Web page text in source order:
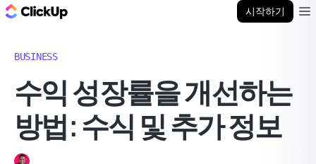
시작하기
BUSINESS
수익 성장률을 개선하는
방법: 수식 및 추가 정보